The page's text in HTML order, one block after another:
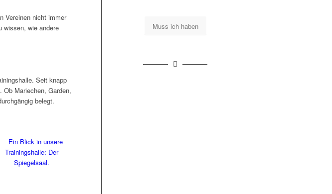
Vereinen nicht immer
wissen, wie andere
Seit knapp
Ob Mariechen, Garden,
belegt.
Muss ich haben